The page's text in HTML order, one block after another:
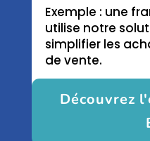
Exemple : une
utilise notre
simplifier les
de vente.
Découvrez